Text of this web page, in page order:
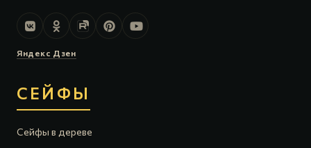
Яндекс Дзен
СЕЙФЫ
Сейфы в дереве